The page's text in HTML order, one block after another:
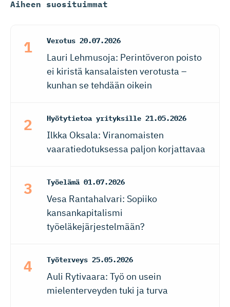
Aiheen suosituimmat
Verotus 20.07.2026
Lauri Lehmusoja: Perintöveron poisto
ei kiristä kansalaisten verotusta –
kunhan se tehdään oikein
Hyötytietoa yrityksille 21.05.2026
Ilkka Oksala: Viranomaisten
vaaratiedotuksessa paljon korjattavaa
Työelämä 01.07.2026
Vesa Rantahalvari: Sopiiko
kansankapitalismi
työeläkejärjestelmään?
Työterveys 25.05.2026
Auli Rytivaara: Työ on usein
mielenterveyden tuki ja turva